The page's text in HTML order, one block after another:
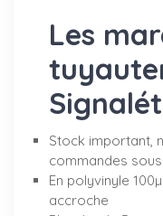
Les
Stock important,
commandes sous
En polyvinyle
accroche